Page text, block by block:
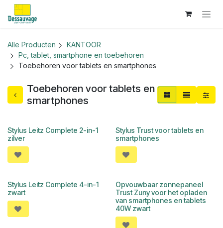
Overslaan naar inhoud
Alle Producten
KANTOOR
Pc, tablet, smartphone en toebehoren
Toebehoren voor tablets en smartphones
Toebehoren voor tablets en
smartphones
Stylus Leitz Complete 2-in-1
zilver
Stylus Trust voor tablets en
smartphones
Stylus Leitz Complete 4-in-1
zwart
Opvouwbaar zonnepaneel
Trust Zuny voor het opladen
van smartphones en tablets
40W zwart